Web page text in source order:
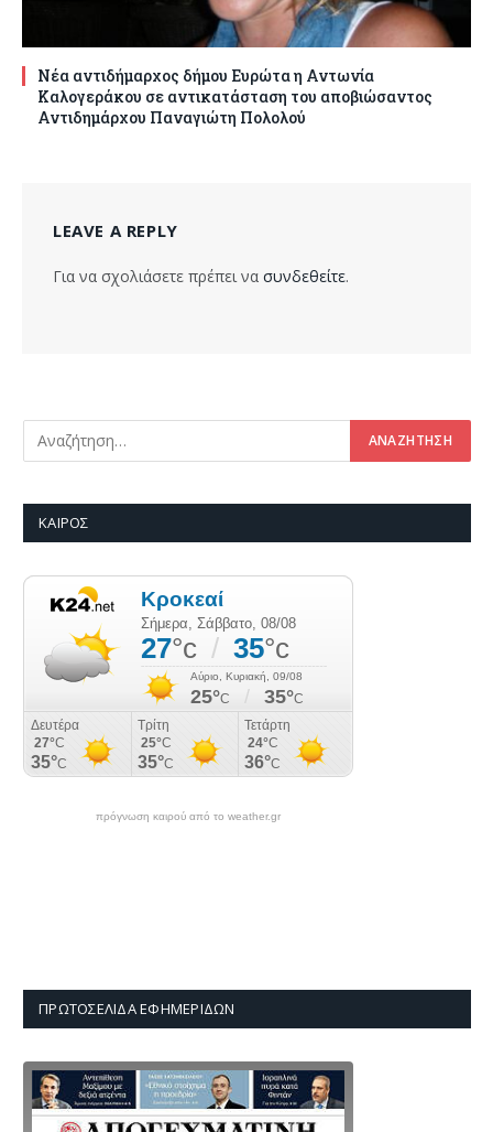
Νέα αντιδήμαρχος δήμου Ευρώτα η Αντωνία
Καλογεράκου σε αντικατάσταση του αποβιώσαντος
Αντιδημάρχου Παναγιώτη Πολολού
LEAVE A REPLY
Για να σχολιάσετε πρέπει να συνδεθείτε.
ΚΑΙΡΌΣ
πρόγνωση καιρού από το weather.gr
ΠΡΩΤΟΣΈΛΙΔΑ ΕΦΗΜΕΡΊΔΩΝ